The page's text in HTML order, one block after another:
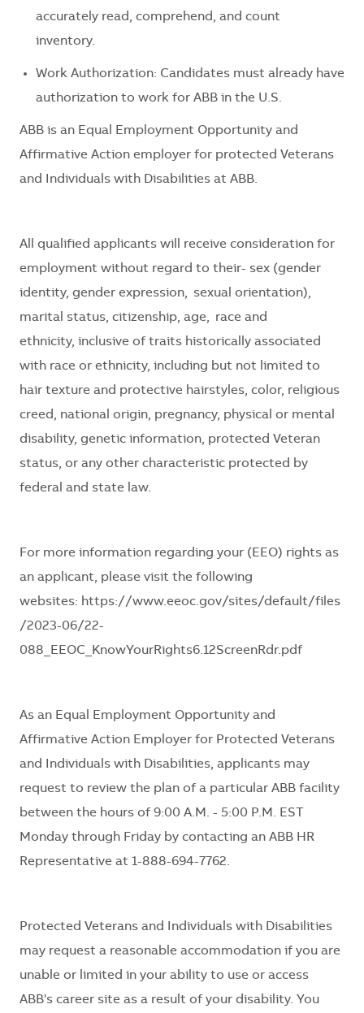
accurately read, comprehend, and count
inventory.
Work Authorization: Candidates must already have
authorization to work for ABB in the U.S.
ABB is an Equal Employment Opportunity and
Affirmative Action employer for protected Veterans
and Individuals with Disabilities at ABB.
All qualified applicants will receive consideration for
employment without regard to their- sex (gender
identity, gender expression, sexual orientation),
marital status, citizenship, age, race and
ethnicity, inclusive of traits historically associated
with race or ethnicity, including but not limited to
hair texture and protective hairstyles, color, religious
creed, national origin, pregnancy, physical or mental
disability, genetic information, protected Veteran
status, or any other characteristic protected by
federal and state law.
For more information regarding your (EEO) rights as
an applicant, please visit the following
websites: https://www.eeoc.gov/sites/default/files
/2023-06/22-
088_EEOC_KnowYourRights6.12ScreenRdr.pdf
As an Equal Employment Opportunity and
Affirmative Action Employer for Protected Veterans
and Individuals with Disabilities, applicants may
request to review the plan of a particular ABB facility
between the hours of 9:00 A.M. - 5:00 P.M. EST
Monday through Friday by contacting an ABB HR
Representative at 1-888-694-7762.
Protected Veterans and Individuals with Disabilities
may request a reasonable accommodation if you are
unable or limited in your ability to use or access
ABB's career site as a result of your disability. You